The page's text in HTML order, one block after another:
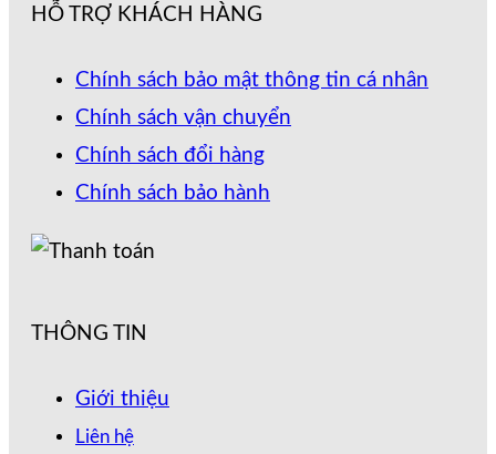
HỖ TRỢ KHÁCH HÀNG
Chính sách bảo mật thông tin cá nhân
Chính sách vận chuyển
Chính sách đổi hàng
Chính sách bảo hành
THÔNG TIN
Giới thiệu
Liên hệ